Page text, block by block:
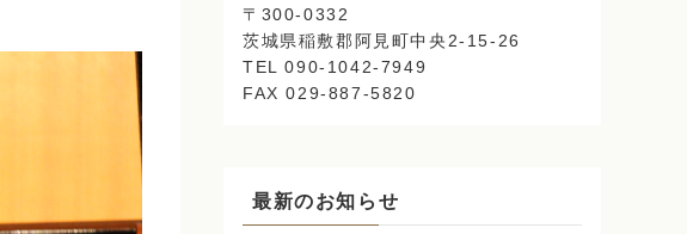
〒300-0332
茨城県稲敷郡阿見町中央2-15-26
TEL 090-1042-7949
FAX 029-887-5820
最新のお知らせ